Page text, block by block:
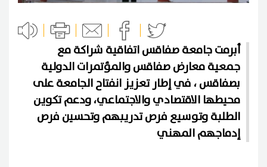
أبرمت جامعة صفاقس اتفاقية شراكة مع
جمعية معارض صفاقس والمؤتمرات الدولية
بصفاقس ، في إطار تعزيز انفتاح الجامعة على
محيطها الاقتصادي والاجتماعي، ودعم تكوين
الطلبة وتوسيع فرص تدريبهم وتحسين فرص
إدماجهم المهني